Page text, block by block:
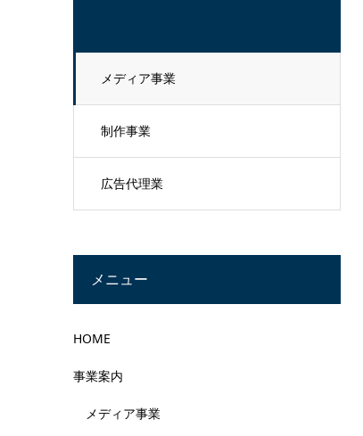
メディア事業
制作事業
広告代理業
メニュー
HOME
事業案内
メディア事業